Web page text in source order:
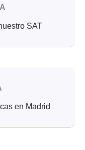
SAT
en Madrid